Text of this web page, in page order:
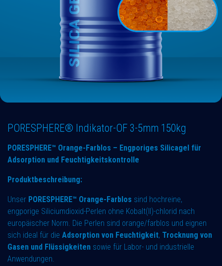
PORESPHERE® Indikator-OF 3-5mm 150kg
PORESPHERE™ Orange-Farblos – Engporiges Silicagel für
Adsorption und Feuchtigkeitskontrolle
Produktbeschreibung:
Unser PORESPHERE™ Orange-Farblos sind hochreine,
engporige Siliciumdioxid-Perlen ohne Kobalt(II)-chlorid nach
europäischer Norm. Die Perlen sind orange/farblos und eignen
sich ideal für die Adsorption von Feuchtigkeit, Trocknung von
Gasen und Flüssigkeiten sowie für Labor- und industrielle
Anwendungen.